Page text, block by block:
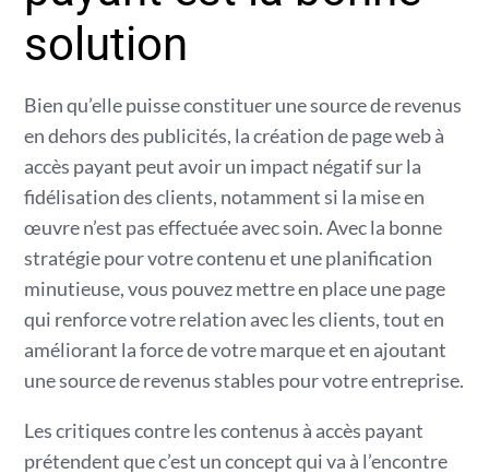
solution
Bien qu’elle puisse constituer une source de revenus
en dehors des publicités, la création de page web à
accès payant peut avoir un impact négatif sur la
fidélisation des clients, notamment si la mise en
œuvre n’est pas effectuée avec soin. Avec la bonne
stratégie pour votre contenu et une planification
minutieuse, vous pouvez mettre en place une page
qui renforce votre relation avec les clients, tout en
améliorant la force de votre marque et en ajoutant
une source de revenus stables pour votre entreprise.
Les critiques contre les contenus à accès payant
prétendent que c’est un concept qui va à l’encontre